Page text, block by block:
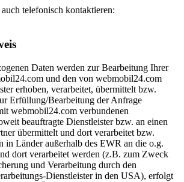
telefonisch kontaktieren:
Daten werden zur Bearbeitung Ihrer
und den von webmobil24.com
erhoben, verarbeitet, übermittelt bzw.
Erfüllung/Bearbeitung der Anfrage
webmobil24.com verbundenen
beauftragte Dienstleister bzw. an einen
übermittelt und dort verarbeitet bzw.
in Länder außerhalb des EWR an die o.g.
dort verarbeitet werden (z.B. zum Zweck
und Verarbeitung durch den
Dienstleister in den USA), erfolgt